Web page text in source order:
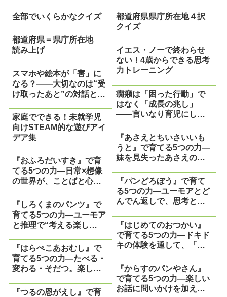
全部でいくらかなクイズ
都道府県県庁所在地４択
クイズ
都道府県＝県庁所在地
読み上げ
イエス・ノーで終わらせ
ない！4歳からできる思考
力トレーニング
スマホや絵本が「害」に
なる？——大切なのは“受
け取ったあと”の対話と思
癇癪は「困った行動」で
はなく「成長の兆し」
——言いなり育児にしな
家庭でできる！未就学児
向けSTEAM的な遊びアイ
デア集
『あさえとちいさいいも
うと』で育てる5つの力―
妹を見失ったあさえの心
ること―
『おふろだいすき』で育
てる5つの力―日常×想像
の世界が、ことばと心を
『パンどろぼう』で育て
る5つの力―ユーモアとど
んでん返しで、思考と表
―
『しろくまのパンツ』で
育てる5つの力―ユーモア
と推理で“考える楽し
『はじめてのおつかい』
で育てる5つの力―ドキド
キの体験を通して、「で
―
『はらぺこあおむし』で
育てる5つの力―たべる・
変わる・そだつ。楽しい
てる―
『からすのパンやさん』
で育てる5つの力―楽しい
お話に問いかけを加える
『つるの恩がえし』で育